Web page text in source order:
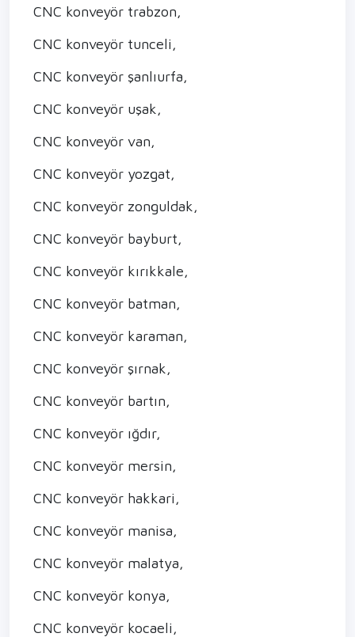
CNC konveyör trabzon,
CNC konveyör tunceli,
CNC konveyör şanlıurfa,
CNC konveyör uşak,
CNC konveyör van,
CNC konveyör yozgat,
CNC konveyör zonguldak,
CNC konveyör bayburt,
CNC konveyör kırıkkale,
CNC konveyör batman,
CNC konveyör karaman,
CNC konveyör şırnak,
CNC konveyör bartın,
CNC konveyör ığdır,
CNC konveyör mersin,
CNC konveyör hakkari,
CNC konveyör manisa,
CNC konveyör malatya,
CNC konveyör konya,
CNC konveyör kocaeli,